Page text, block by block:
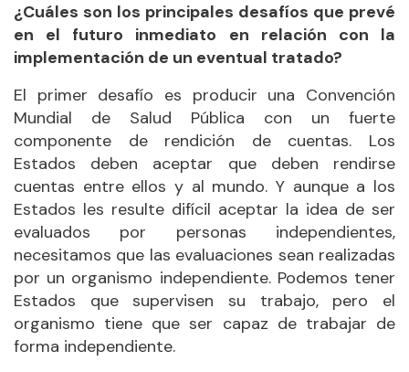
¿Cuáles son los principales desafíos que prevé
en el futuro inmediato en relación con la
implementación de un eventual tratado?
El primer desafío es producir una Convención
Mundial de Salud Pública con un fuerte
componente de rendición de cuentas. Los
Estados deben aceptar que deben rendirse
cuentas entre ellos y al mundo. Y aunque a los
Estados les resulte difícil aceptar la idea de ser
evaluados por personas independientes,
necesitamos que las evaluaciones sean realizadas
por un organismo independiente. Podemos tener
Estados que supervisen su trabajo, pero el
organismo tiene que ser capaz de trabajar de
forma independiente.